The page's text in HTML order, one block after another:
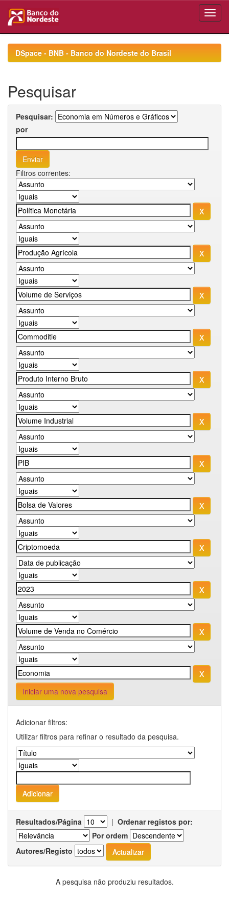
navigationDSpace - BNB - Banco do Nordeste do Brasil
Pesquisar
Pesquisar:
por
Filtros correntes:
Iniciar uma nova pesquisa
Adicionar filtros:
Utilizar filtros para refinar o resultado da pesquisa.
Resultados/Página | Ordenar registos por:
Por ordem
Autores/Registo
A pesquisa não produziu resultados.